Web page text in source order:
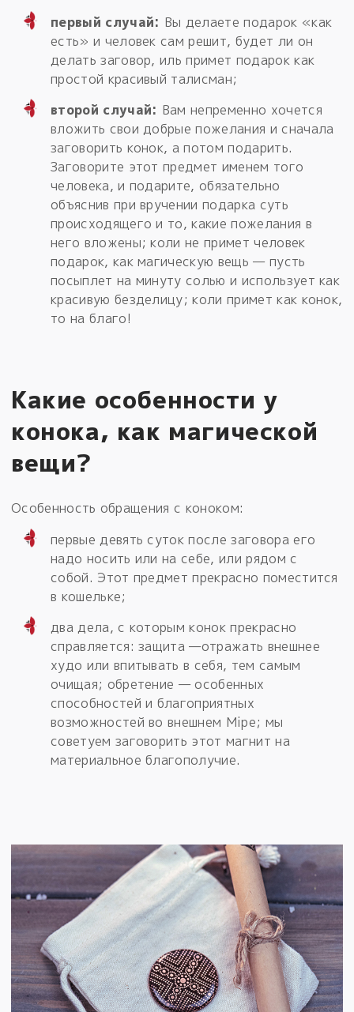
первый случай: Вы делаете подарок «как
есть» и человек сам решит, будет ли он
делать заговор, иль примет подарок как
простой красивый талисман;
второй случай: Вам непременно хочется
вложить свои добрые пожелания и сначала
заговорить конок, а потом подарить.
Заговорите этот предмет именем того
человека, и подарите, обязательно
объяснив при вручении подарка суть
происходящего и то, какие пожелания в
него вложены; коли не примет человек
подарок, как магическую вещь — пусть
посыплет на минуту солью и использует как
красивую безделицу; коли примет как конок,
то на благо!
Какие особенности у
конока, как магической
вещи?
Особенность обращения с коноком:
первые девять суток после заговора его
надо носить или на себе, или рядом с
собой. Этот предмет прекрасно поместится
в кошельке;
два дела, с которым конок прекрасно
справляется: защита —отражать внешнее
худо или впитывать в себя, тем самым
очищая; обретение — особенных
способностей и благоприятных
возможностей во внешнем Мiре; мы
советуем заговорить этот магнит на
материальное благополучие.